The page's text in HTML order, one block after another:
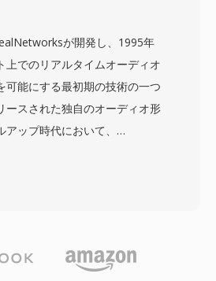
品質のアーカイブまで、さま
クがMXFの特徴的な要素であ
、クリップ名、記述マーカー、
パラメータなどの制作情報を構
Value (KLV) エンコーデ
納します。このメタデータは
通じてコンテンツとともに伝
シンプルな単一アイテムパッ
ら複雑なマルチアイテムプレイ
が開発し、1995年
上でのリアルタイムオーディオ
可能にする最初期の技術の一つ
ースされた独自のオーディオ形
ップ時代において、
命的でした — ファイル全体
化しました — 初期のバージョ